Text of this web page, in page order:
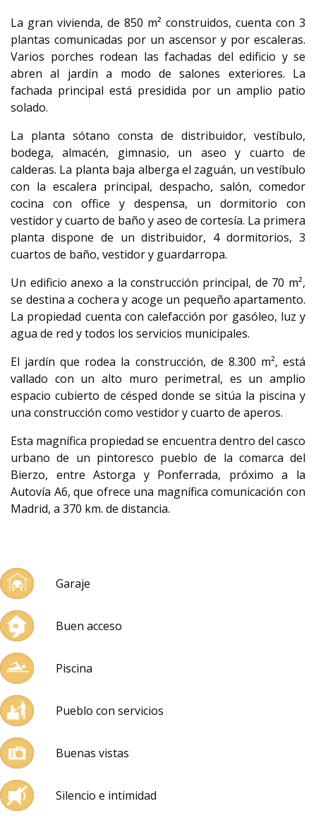
La gran vivienda, de 850 m² construidos, cuenta con 3
plantas comunicadas por un ascensor y por escaleras.
Varios porches rodean las fachadas del edificio y se
abren al jardín a modo de salones exteriores. La
fachada principal está presidida por un amplio patio
solado.
La planta sótano consta de distribuidor, vestíbulo,
bodega, almacén, gimnasio, un aseo y cuarto de
calderas. La planta baja alberga el zaguán, un vestíbulo
con la escalera principal, despacho, salón, comedor
cocina con office y despensa, un dormitorio con
vestidor y cuarto de baño y aseo de cortesía. La primera
planta dispone de un distribuidor, 4 dormitorios, 3
cuartos de baño, vestidor y guardarropa.
Un edificio anexo a la construcción principal, de 70 m²,
se destina a cochera y acoge un pequeño apartamento.
La propiedad cuenta con calefacción por gasóleo, luz y
agua de red y todos los servicios municipales.
El jardín que rodea la construcción, de 8.300 m², está
vallado con un alto muro perimetral, es un amplio
espacio cubierto de césped donde se sitúa la piscina y
una construcción como vestidor y cuarto de aperos.
Esta magnífica propiedad se encuentra dentro del casco
urbano de un pintoresco pueblo de la comarca del
Bierzo, entre Astorga y Ponferrada, próximo a la
Autovía A6, que ofrece una magnífica comunicación con
Madrid, a 370 km. de distancia.
Garaje
Buen acceso
Piscina
Pueblo con servicios
Buenas vistas
Silencio e intimidad